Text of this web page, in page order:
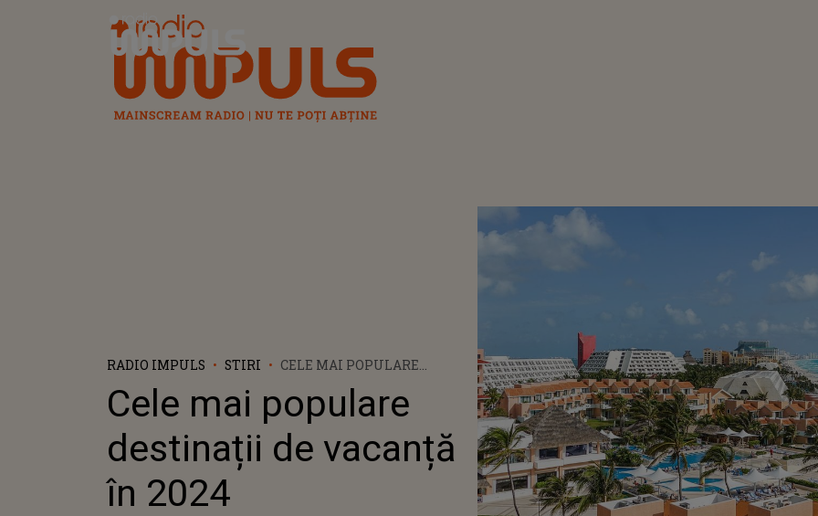
Radio Impuls
RADIO IMPULS STIRI
CELE MAI POPULARE
2024
Cele mai populare
destinații de vacanță
în 2024